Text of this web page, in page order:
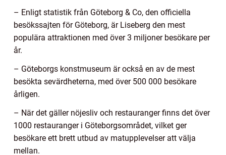
– Enligt statistik från Göteborg & Co, den officiella
besökssajten för Göteborg, är Liseberg den mest
populära attraktionen med över 3 miljoner besökare per
år.
– Göteborgs konstmuseum är också en av de mest
besökta sevärdheterna, med över 500 000 besökare
årligen.
– När det gäller nöjesliv och restauranger finns det över
1000 restauranger i Göteborgsområdet, vilket ger
besökare ett brett utbud av matupplevelser att välja
mellan.